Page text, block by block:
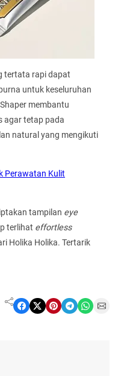
tertata rapi dapat
untuk keseluruhan
membantu
agar tetap pada
natural yang mengikuti
Perawatan Kulit
tampilan eye
terlihat effortless
Holika Holika. Tertarik
Share on Facebook Share on X Share on Pinterest Share on Telegram Share on WhatsApp Share on Email